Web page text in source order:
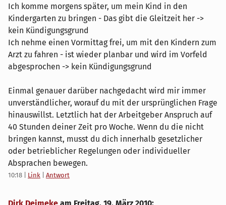
Ich komme morgens später, um mein Kind in den
Kindergarten zu bringen - Das gibt die Gleitzeit her ->
kein Kündigungsgrund
Ich nehme einen Vormittag frei, um mit den Kindern zum
Arzt zu fahren - ist wieder planbar und wird im Vorfeld
abgesprochen -> kein Kündigungsgrund
Einmal genauer darüber nachgedacht wird mir immer
unverständlicher, worauf du mit der ursprünglichen Frage
hinauswillst. Letztlich hat der Arbeitgeber Anspruch auf
40 Stunden deiner Zeit pro Woche. Wenn du die nicht
bringen kannst, musst du dich innerhalb gesetzlicher
oder betrieblicher Regelungen oder individueller
Absprachen bewegen.
10:18 Link Antwort